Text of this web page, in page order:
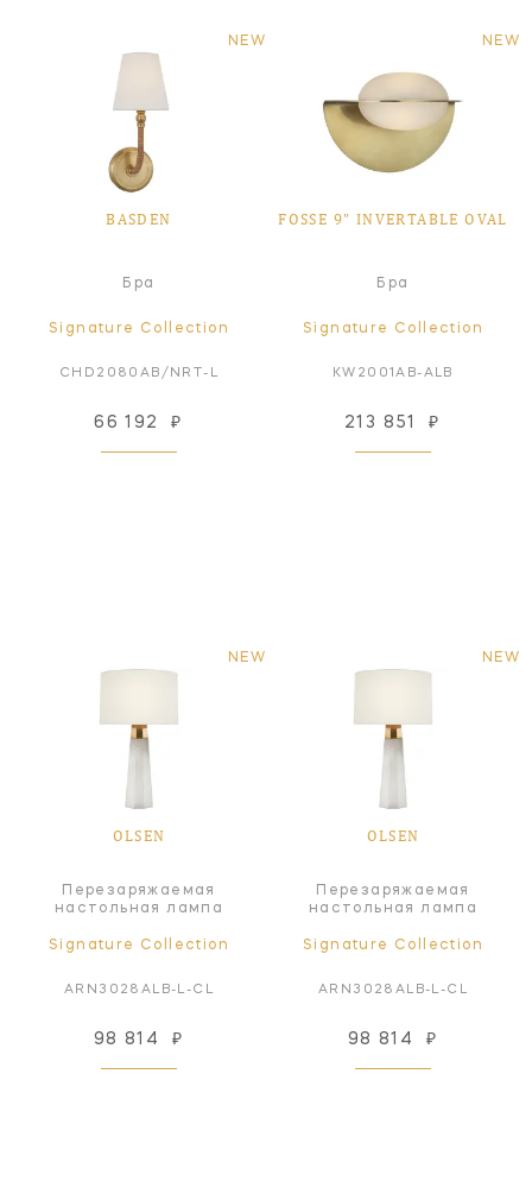
NEW
BASDEN
Бра
Signature Collection
CHD2080AB/NRT-L
66 192 ₽
NEW
FOSSE 9" INVERTABLE OVAL
Бра
Signature Collection
KW2001AB-ALB
213 851 ₽
NEW
OLSEN
Перезаряжаемая
настольная лампа
Signature Collection
ARN3028ALB-L-CL
98 814 ₽
NEW
OLSEN
Перезаряжаемая
настольная лампа
Signature Collection
ARN3028ALB-L-CL
98 814 ₽